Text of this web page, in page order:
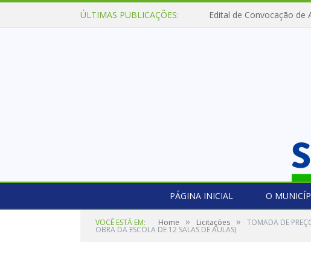
ÚLTIMAS PUBLICAÇÕES: Edital de Convocação de
PÁGINA INICIAL O
VOCÊ ESTÁ EM: Home » Licitações » TOMADA DE
OBRA DA ESCOLA DE 12 SALAS DE AULAS)